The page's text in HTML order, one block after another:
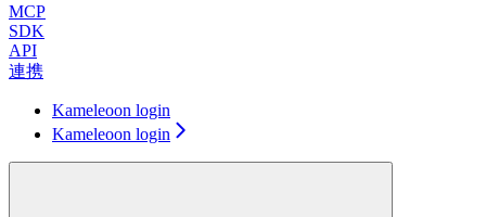
MCP
SDK
API
連携
Kameleoon login
Kameleoon login